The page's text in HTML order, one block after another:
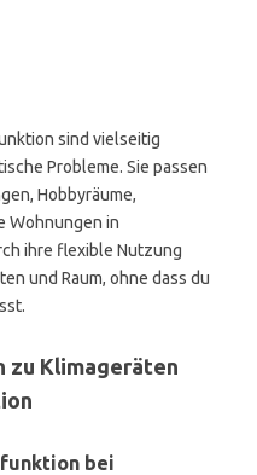
sind vielseitig
Probleme. Sie passen
Hobbyräume,
Wohnungen in
ihre flexible Nutzung
und Raum, ohne dass du
zu Klimageräten
bei